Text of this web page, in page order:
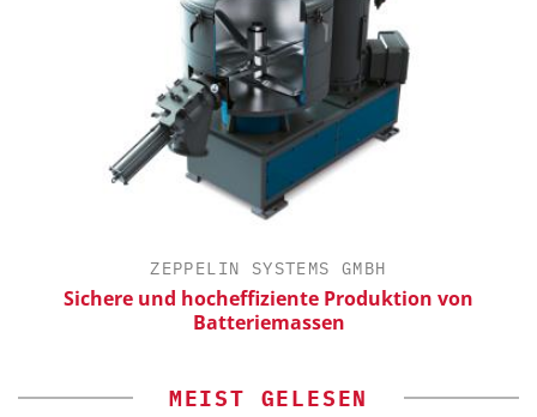
ZEPPELIN SYSTEMS GMBH
Sichere und hocheffiziente Produktion von
Batteriemassen
MEIST GELESEN